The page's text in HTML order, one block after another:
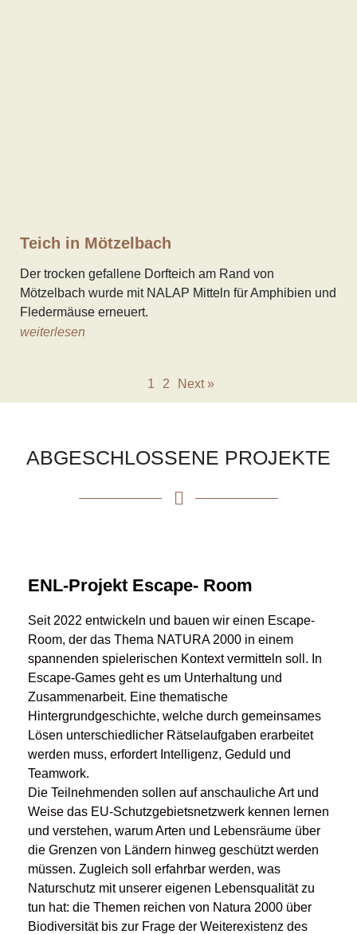
Teich in Mötzelbach
Der trocken gefallene Dorfteich am Rand von
Mötzelbach wurde mit NALAP Mitteln für Amphibien und
Fledermäuse erneuert.
weiterlesen
1 2 Next »
ABGESCHLOSSENE PROJEKTE
ENL-Projekt Escape- Room
Seit 2022 entwickeln und bauen wir einen Escape-
Room, der das Thema NATURA 2000 in einem
spannenden spielerischen Kontext vermitteln soll. In
Escape-Games geht es um Unterhaltung und
Zusammenarbeit. Eine thematische
Hintergrundgeschichte, welche durch gemeinsames
Lösen unterschiedlicher Rätselaufgaben erarbeitet
werden muss, erfordert Intelligenz, Geduld und
Teamwork.
Die Teilnehmenden sollen auf anschauliche Art und
Weise das EU-Schutzgebietsnetzwerk kennen lernen
und verstehen, warum Arten und Lebensräume über
die Grenzen von Ländern hinweg geschützt werden
müssen. Zugleich soll erfahrbar werden, was
Naturschutz mit unserer eigenen Lebensqualität zu
tun hat: die Themen reichen von Natura 2000 über
Biodiversität bis zur Frage der Weiterexistenz des